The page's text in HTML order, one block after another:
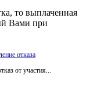
то выплаченная
Вами при
отказа
от участия...